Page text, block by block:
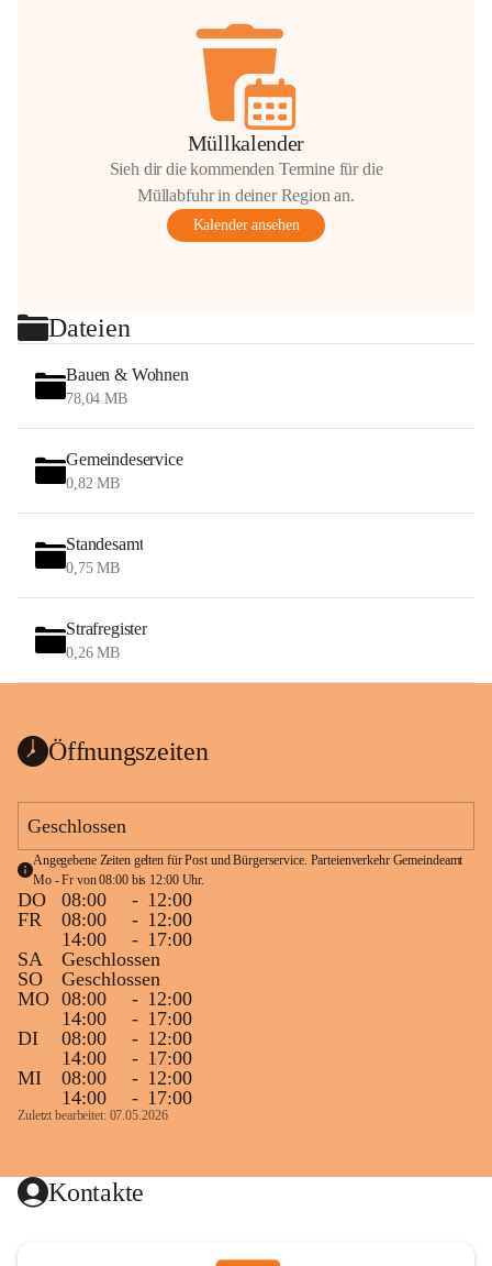
Müllkalender
Sieh dir die kommenden Termine für die
Müllabfuhr in deiner Region an.
Kalender ansehen
Dateien
Bauen & Wohnen
78,04 MB
Gemeindeservice
0,82 MB
Standesamt
0,75 MB
Strafregister
0,26 MB
Öffnungszeiten
Geschlossen
Angegebene Zeiten gelten für Post und Bürgerservice. Parteienverkehr Gemeindeamt
Mo - Fr von 08:00 bis 12:00 Uhr.
DO 08:00 - 12:00
FR
08:00 - 12:00
14:00
- 17:00
SA
Geschlossen
SO
Geschlossen
MO 08:00 - 12:00
14:00
- 17:00
DI
08:00 - 12:00
14:00
- 17:00
MI
08:00 - 12:00
14:00
- 17:00
Zuletzt bearbeitet: 07.05.2026
Kontakte